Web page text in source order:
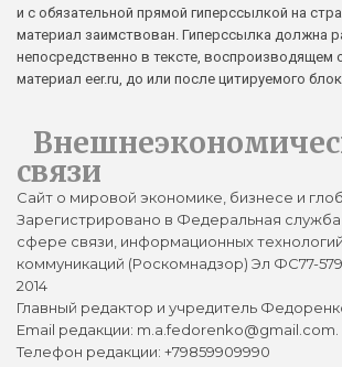
и с обязательной прямой гиперссылкой на
материал заимствован. Гиперссылка должна
непосредственно в тексте, воспроизводящем
материал eer.ru, до или после цитируемого
связи
Сайт о мировой экономике, бизнесе и
Зарегистрировано в Федеральная служба
сфере связи, информационных
коммуникаций (Роскомнадзор) Эл ФС77-
2014
Главный редактор и учредитель
Email редакции: m.a.fedorenko@gmail.com.
Телефон редакции: +79859909990